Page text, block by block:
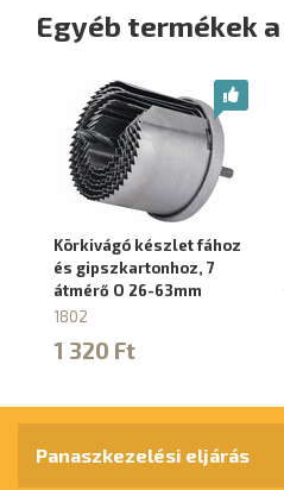
Egyéb termékek
Körkivágó készlet fához
és gipszkartonhoz, 7
átmérő O 26-63mm
1802
1 320 Ft
Panaszkezelési eljárás